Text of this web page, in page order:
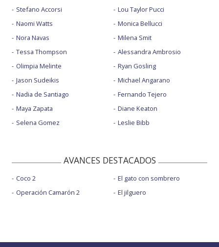
Stefano Accorsi
Naomi Watts
Nora Navas
Tessa Thompson
Olimpia Melinte
Jason Sudeikis
Nadia de Santiago
Maya Zapata
Selena Gomez
Lou Taylor Pucci
Monica Bellucci
Milena Smit
Alessandra Ambrosio
Ryan Gosling
Michael Angarano
Fernando Tejero
Diane Keaton
Leslie Bibb
AVANCES DESTACADOS
Coco 2
Operación Camarón 2
El gato con sombrero
El jilguero